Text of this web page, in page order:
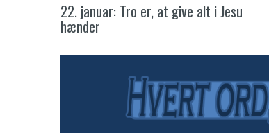
22. januar: Tro er, at give alt i Jesu
hænder